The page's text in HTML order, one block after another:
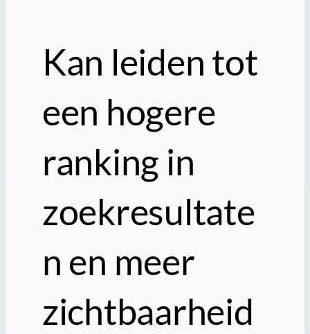
Kan leiden tot
een hogere
ranking in
zoekresultate
n en meer
zichtbaarheid